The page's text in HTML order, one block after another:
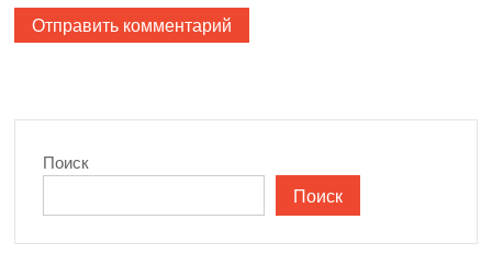
Поиск
Поиск